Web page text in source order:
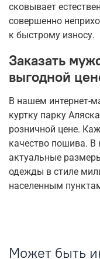
сковывает
совершенно
к быстрому износу.
Заказать
выгодной
В нашем интернет-
куртку парку
розничной цене.
качество пошива. В
актуальные
одежды в стиле
населенным
Может быть